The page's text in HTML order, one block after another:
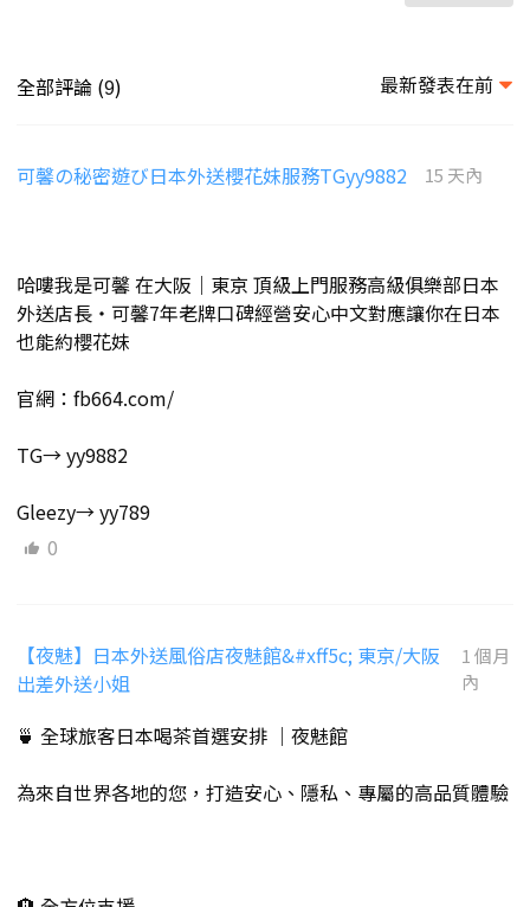
全部評論 (9) 最新發表在前
可馨の秘密遊び日本外送櫻花妹服務TGyy9882 15 天內
哈嘍我是可馨 在大阪｜東京 頂級上門服務高級俱樂部日本
外送店長・可馨7年老牌口碑經營安心中文對應讓你在日本
也能約櫻花妹
官網：fb664.com/
TG→ yy9882
Gleezy→ yy789
0
【夜魅】日本外送風俗店夜魅館&#xff5c; 東京/大阪
出差外送小姐
1 個月
內
🍵 全球旅客日本喝茶首選安排 ｜夜魅館
為來自世界各地的您，打造安心、隱私、專屬的高品質體驗